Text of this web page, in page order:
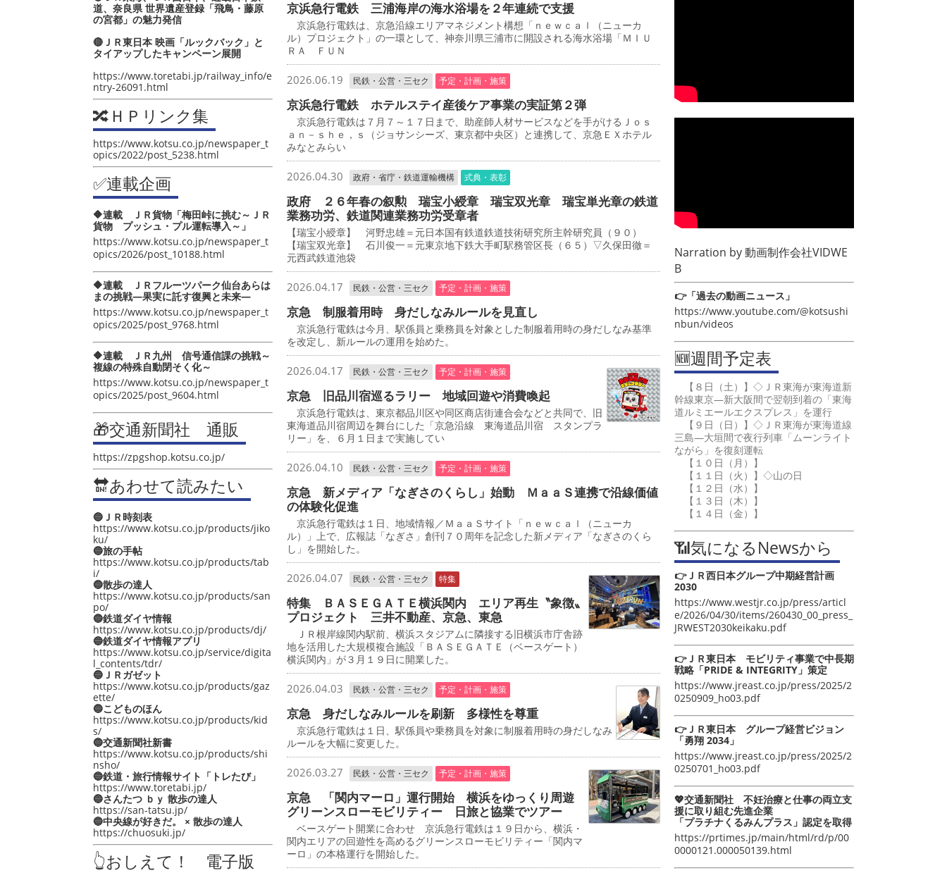
道、奈良県 世界遺産登録「飛鳥・藤原
の宮都」の魅力発信
🔴ＪＲ東日本 映画「ルックバック」と
タイアップしたキャンペーン展開
https://www.toretabi.jp/railway_info/e
ntry-26091.html
🔀ＨＰリンク集
https://www.kotsu.co.jp/newspaper_t
opics/2022/post_5238.html
✅連載企画
🔶連載 ＪＲ貨物「梅田峠に挑む～ＪＲ
貨物 プッシュ・プル運転導入～」
https://www.kotsu.co.jp/newspaper_t
opics/2026/post_10188.html
🔶連載 ＪＲフルーツパーク仙台あらは
まの挑戦―果実に託す復興と未来―
https://www.kotsu.co.jp/newspaper_t
opics/2025/post_9768.html
🔶連載 ＪＲ九州 信号通信課の挑戦～
複線の特殊自動閉そく化～
https://www.kotsu.co.jp/newspaper_t
opics/2025/post_9604.html
🎁交通新聞社 通販
https://zpgshop.kotsu.co.jp/
🔛あわせて読みたい
🔵ＪＲ時刻表
https://www.kotsu.co.jp/products/jiko
ku/
🔵旅の手帖
https://www.kotsu.co.jp/products/tab
i/
🔵散歩の達人
https://www.kotsu.co.jp/products/san
po/
🔵鉄道ダイヤ情報
https://www.kotsu.co.jp/products/dj/
🔵鉄道ダイヤ情報アプリ
https://www.kotsu.co.jp/service/digita
l_contents/tdr/
🔵ＪＲガゼット
https://www.kotsu.co.jp/products/gaz
ette/
🔵こどものほん
https://www.kotsu.co.jp/products/kid
s/
🔵交通新聞社新書
https://www.kotsu.co.jp/products/shi
nsho/
🔵鉄道・旅行情報サイト「トレたび」
https://www.toretabi.jp/
🔵さんたつ ｂｙ 散歩の達人
https://san-tatsu.jp/
🔵中央線が好きだ。 × 散歩の達人
https://chuosuki.jp/
👆おしえて！ 電子版
京浜急行電鉄 三浦海岸の海水浴場を２年連続で支援
京浜急行電鉄は、京急沿線エリアマネジメント構想「ｎｅｗｃａｌ（ニューカ
ル）プロジェクト」の一環として、神奈川県三浦市に開設される海水浴場「ＭＩＵ
ＲＡ ＦＵＮ
2026.06.19 民鉄・公営・三セク 予定・計画・施策
京浜急行電鉄 ホテルステイ産後ケア事業の実証第２弾
京浜急行電鉄は７月７～１７日まで、助産師人材サービスなどを手がけるＪｏｓ
ａｎ－ｓｈｅ，ｓ（ジョサンシーズ、東京都中央区）と連携して、京急ＥＸホテル
みなとみらい
2026.04.30 政府・省庁・鉄道運輸機構 式典・表彰
政府 ２６年春の叙勲 瑞宝小綬章 瑞宝双光章 瑞宝単光章の鉄道
業務功労、鉄道関連業務功労受章者
【瑞宝小綬章】 河野忠雄＝元日本国有鉄道鉄道技術研究所主幹研究員（９０）
【瑞宝双光章】 石川俊一＝元東京地下鉄大手町駅務管区長（６５）▽久保田徹＝
元西武鉄道池袋
2026.04.17 民鉄・公営・三セク 予定・計画・施策
京急 制服着用時 身だしなみルールを見直し
京浜急行電鉄は今月、駅係員と乗務員を対象とした制服着用時の身だしなみ基準
を改定し、新ルールの運用を始めた。
2026.04.17 民鉄・公営・三セク 予定・計画・施策
京急 旧品川宿巡るラリー 地域回遊や消費喚起
京浜急行電鉄は、東京都品川区や同区商店街連合会などと共同で、旧
東海道品川宿周辺を舞台にした「京急沿線 東海道品川宿 スタンプラ
リー」を、６月１日まで実施してい
2026.04.10 民鉄・公営・三セク 予定・計画・施策
京急 新メディア「なぎさのくらし」始動 ＭａａＳ連携で沿線価値
の体験化促進
京浜急行電鉄は１日、地域情報／ＭａａＳサイト「ｎｅｗｃａｌ（ニューカ
ル）」上で、広報誌「なぎさ」創刊７０周年を記念した新メディア「なぎさのくら
し」を開始した。
2026.04.07 民鉄・公営・三セク 特集
特集 ＢＡＳＥＧＡＴＥ横浜関内 エリア再生〝象徴〟
プロジェクト 三井不動産、京急、東急
ＪＲ根岸線関内駅前、横浜スタジアムに隣接する旧横浜市庁舎跡
地を活用した大規模複合施設「ＢＡＳＥＧＡＴＥ（ベースゲート）
横浜関内」が３月１９日に開業した。
2026.04.03 民鉄・公営・三セク 予定・計画・施策
京急 身だしなみルールを刷新 多様性を尊重
京浜急行電鉄は１日、駅係員や乗務員を対象に制服着用時の身だしなみ
ルールを大幅に変更した。
2026.03.27 民鉄・公営・三セク 予定・計画・施策
京急 「関内マーロ」運行開始 横浜をゆっくり周遊
グリーンスローモビリティー 日旅と協業でツアー
ベースゲート開業に合わせ 京浜急行電鉄は１９日から、横浜・
関内エリアの回遊性を高めるグリーンスローモビリティー「関内マ
ーロ」の本格運行を開始した。
Narration by動画制作会社VIDWE
B
👉「過去の動画ニュース」
https://www.youtube.com/@kotsushi
nbun/videos
🆕週間予定表
【８日（土）】◇ＪＲ東海が東海道新
幹線東京―新大阪間で翌朝到着の「東海
道ルミエールエクスプレス」を運行
【９日（日）】◇ＪＲ東海が東海道線
三島―大垣間で夜行列車「ムーンライト
ながら」を復刻運転
【１０日（月）】
【１１日（火）】◇山の日
【１２日（水）】
【１３日（木）】
【１４日（金）】
📶気になるNewsから
👉ＪＲ西日本グループ中期経営計画
2030
https://www.westjr.co.jp/press/articl
e/2026/04/30/items/260430_00_press_
JRWEST2030keikaku.pdf
👉ＪＲ東日本 モビリティ事業で中長期
戦略「PRIDE & INTEGRITY」策定
https://www.jreast.co.jp/press/2025/2
0250909_ho03.pdf
👉ＪＲ東日本 グループ経営ビジョン
「勇翔 2034」
https://www.jreast.co.jp/press/2025/2
0250701_ho03.pdf
💖交通新聞社 不妊治療と仕事の両立支
援に取り組む先進企業
「プラチナくるみんプラス」認定を取得
https://prtimes.jp/main/html/rd/p/00
0000121.000050139.html